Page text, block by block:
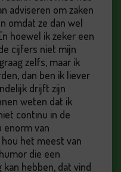
adviseren om zaken
omdat ze dan wel
hoewel ik zeker een
cijfers niet mijn
zelfs, maar ik
dan ben ik liever
drijft zijn
weten dat ik
continu in de
enorm van
het meest van
die een
hebben, dat vind